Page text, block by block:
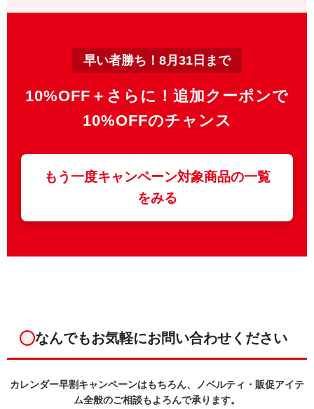
早い者勝ち！8月31日まで
10%OFF＋さらに！追加クーポンで
10%OFFのチャンス
もう一度キャンペーン対象商品の一覧
をみる
なんでもお気軽にお問い合わせください
カレンダー早割キャンペーンはもちろん、ノベルティ・販促アイテ
ム全般のご相談もよろんで承ります。